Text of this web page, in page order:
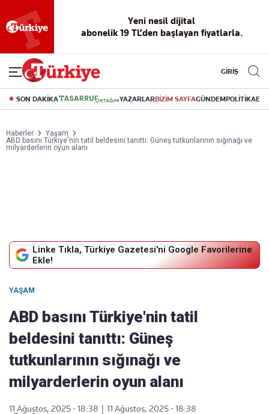
Yeni nesil dijital
abonelik 19 TL’den başlayan fiyatlarla.
GİRİŞ
SON DAKİKA YAZARLARBİZİM SAYFAGÜNDEMPOLİTİKA
Haberler
Yaşam
ABD basını Türkiye'nin tatil beldesini tanıttı: Güneş tutkunlarının sığınağı ve
milyarderlerin oyun alanı
Linke Tıkla, Türkiye Gazetesi'ni Google Favorilerine
Ekle!
YAŞAM
ABD basını Türkiye'nin tatil
beldesini tanıttı: Güneş
tutkunlarının sığınağı ve
milyarderlerin oyun alanı
11 Ağustos, 2025 - 18:38
11 Ağustos, 2025 - 18:38